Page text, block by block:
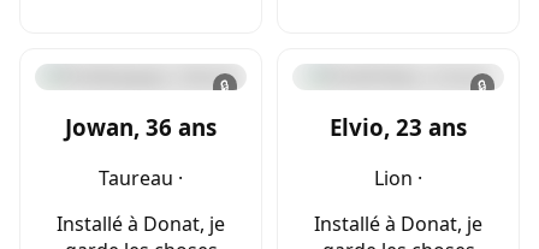
🔒
Jowan, 36 ans
Taureau ·
Installé à Donat, je
🔒
Elvio, 23 ans
Lion ·
Installé à Donat, je